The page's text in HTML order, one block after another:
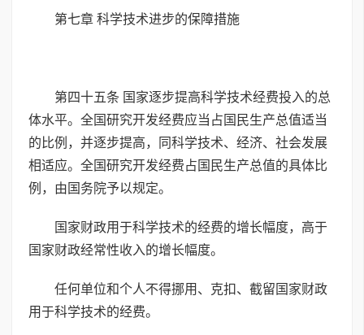
第七章 科学技术进步的保障措施
第四十五条 国家逐步提高科学技术经费投入的总
体水平。全国研究开发经费应当占国民生产总值适当
的比例，并逐步提高，同科学技术、经济、社会发展
相适应。全国研究开发经费占国民生产总值的具体比
例，由国务院予以规定。
国家财政用于科学技术的经费的增长幅度，高于
国家财政经常性收入的增长幅度。
任何单位和个人不得挪用、克扣、截留国家财政
用于科学技术的经费。